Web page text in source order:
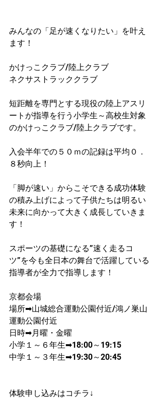
みんなの「足が速くなりたい」を叶え
ます！
かけっこクラブ/陸上クラブ
ネクサストラッククラブ
短距離を専門とする現役の陸上アスリ
ートが指導を行う小学生～高校生対象
のかけっこクラブ/陸上クラブです。
入会半年での５０ｍの記録は平均０．
８秒向上！​
「脚が速い」からこそできる成功体験
の積み上げによって子供たちは明るい
未来に向かって大きく成長していきま
す！
スポーツの基礎になる”速く走るコ
ツ”を今も全日本の舞台で活躍している
指導者が​全力で指導します！
京都会場
場所➡山城総合運動公園付近/鴻ノ巣山
運動公園付近
日時➡月曜・金曜
​小学１～６年生➡18:00～19:15
中学１～３年生➡19:30～20:45
体験申し込みはコチラ↓